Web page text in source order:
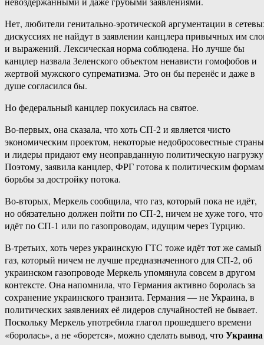
Нет, любители генитально-эротической аргументации в
дискуссиях не найдут в заявлении канцлера привычных им
и выражений. Лексическая норма соблюдена. Но лучше бы
канцлер назвала Зеленского объектом ненависти гомофобов и
жертвой мужского супрематизма. Это он бы перенёс и даже в
душе согласился бы.
Но федеральный канцлер покусилась на святое.
Во-первых, она сказала, что хоть СП-2 и является чисто
экономическим проектом, некоторые недобросовестные страны
и лидеры придают ему неоправданную политическую
Поэтому, заявила канцлер, ФРГ готова к политическим формам
борьбы за достройку потока.
Во-вторых, Меркель сообщила, что газ, который пока не идёт,
но обязательно должен пойти по СП-2, ничем не хуже того, что
идёт по СП-1 или по газопроводам, идущим через Турцию.
В-третьих, хоть через украинскую ГТС тоже идёт тот же самый
газ, который ничем не лучше предназначенного для СП-2, об
украинском газопроводе Меркель упомянула совсем в другом
контексте. Она напомнила, что Германия активно боролась за
сохранение украинского транзита. Германия — не Украина, в
политических заявлениях её лидеров случайностей не бывает.
Поскольку Меркель употребила глагол прошедшего времени
«боролась», а не «борется», можно сделать вывод, чтоУкраина